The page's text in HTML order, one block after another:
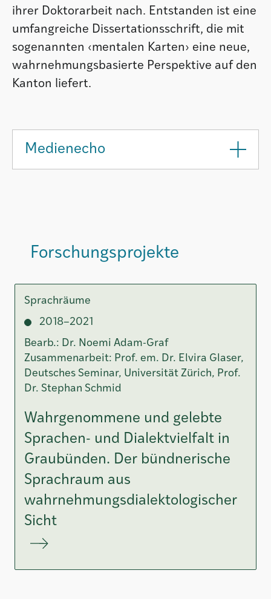
ihrer Doktorarbeit nach. Entstanden ist eine
umfangreiche Dissertationsschrift, die mit
sogenannten ‹mentalen Karten› eine neue,
wahrnehmungsbasierte Perspektive auf den
Kanton liefert.
Medienecho
Forschungsprojekte
Sprachräume
2018–2021
Bearb.: Dr. Noemi Adam-Graf
Zusammenarbeit: Prof. em. Dr. Elvira Glaser,
Deutsches Seminar, Universität Zürich, Prof.
Dr. Stephan Schmid
Wahrgenommene und gelebte
Sprachen- und Dialektvielfalt in
Graubünden. Der bündnerische
Sprachraum aus
wahrnehmungsdialektologischer
Sicht